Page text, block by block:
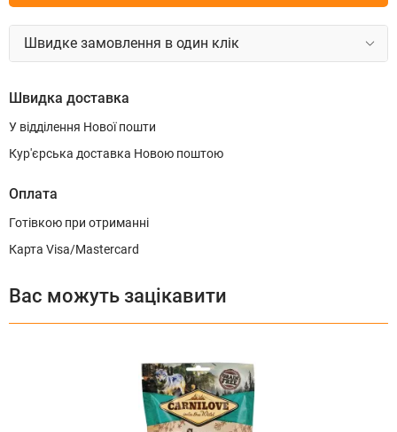
Швидке замовлення в один клік
Швидка доставка
У відділення Нової пошти
Кур'єрська доставка Новою поштою
Оплата
Готівкою при отриманні
Карта Visa/Mastercard
Вас можуть зацікавити